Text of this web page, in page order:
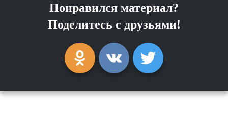
Понравился материал?
Поделитесь с друзьями!